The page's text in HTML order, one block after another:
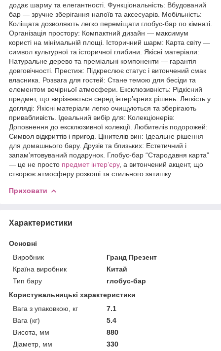
додає шарму та елегантності. Функціональність: Вбудований
бар — зручне зберігання напоїв та аксесуарів. Мобільність:
Коліщата дозволяють легко переміщати глобус-бар по кімнаті.
Організація простору: Компактний дизайн — максимум
користі на мінімальній площі. Історичний шарм: Карта світу —
символ культурної та історичної глибини. Якісні матеріали:
Натуральне дерево та преміальні компоненти — гарантія
довговічності. Престиж: Підкреслює статус і витончений смак
власника. Розвага для гостей: Стане темою для бесіди та
елементом вечірньої атмосфери. Ексклюзивність: Рідкісний
предмет, що вирізняється серед інтер’єрних рішень. Легкість у
догляді: Якісні матеріали легко очищуються та зберігають
привабливість. Ідеальний вибір для: Колекціонерів:
Доповнення до ексклюзивної колекції. Любителів подорожей:
Символ відкриттів і пригод. Цінителів вин: Ідеальне рішення
для домашнього бару. Друзів та близьких: Естетичний і
запам’ятовуваний подарунок. Глобус-бар “Стародавня карта”
— це не просто предмет інтер’єру, а витончений акцент, що
створює атмосферу розкоші та стильного затишку.
Приховати
Характеристики
Основні
Виробник
Гранд Презент
Країна виробник
Китай
Тип бару
глобус-бар
Користувальницькі характеристики
Вага з упаковкою, кг
7.1
Вага (кг)
5.4
Висота, мм
880
Діаметр, мм
330